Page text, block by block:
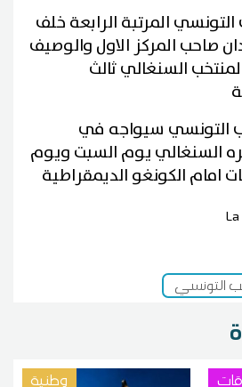
التونسي المرتبة الرابعة خلف
صاحب المركز الاول والوصيف
السنغالي ثالث
التونسي سيواجه في
السنغالي يوم السبت ويوم
امام الكونغو الديمقراطية
التونسي
وطنية